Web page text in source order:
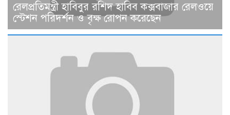
রেলপ্রতিমন্ত্রী হাবিবুর রশিদ হাবিব কক্সবাজার রেলওয়ে
স্টেশন পরিদর্শন ও বৃক্ষ রোপন করেছেন